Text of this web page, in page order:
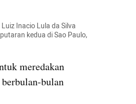
Inacio Lula da Silva
kedua di Sao Paulo,
meredakan
berbulan-bulan